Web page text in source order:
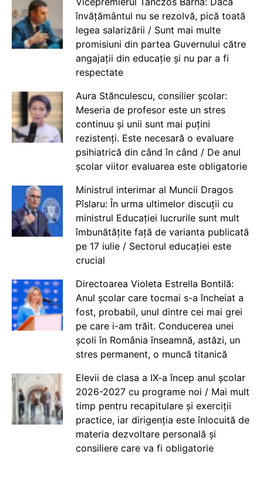
învățământul nu se rezolvă, pică toată
legea salarizării / Sunt mai multe
promisiuni din partea Guvernului către
angajații din educație și nu par a fi
respectate
Aura Stănculescu, consilier școlar:
Meseria de profesor este un stres
continuu și unii sunt mai puțini
rezistenți. Este necesară o evaluare
psihiatrică din când în când / De anul
școlar viitor evaluarea este obligatorie
Ministrul interimar al Muncii Dragos
Pîslaru: În urma ultimelor discuții cu
ministrul Educației lucrurile sunt mult
îmbunătățite față de varianta publicată
pe 17 iulie / Sectorul educației este
crucial
Directoarea Violeta Estrella Bontilă:
Anul școlar care tocmai s-a încheiat a
fost, probabil, unul dintre cei mai grei
pe care i-am trăit. Conducerea unei
școli în România înseamnă, astăzi, un
stres permanent, o muncă titanică
Elevii de clasa a IX-a încep anul școlar
2026-2027 cu programe noi / Mai mult
timp pentru recapitulare și exerciții
practice, iar dirigenția este înlocuită de
materia dezvoltare personală și
consiliere care va fi obligatorie